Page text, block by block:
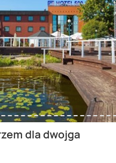
dla dwojga